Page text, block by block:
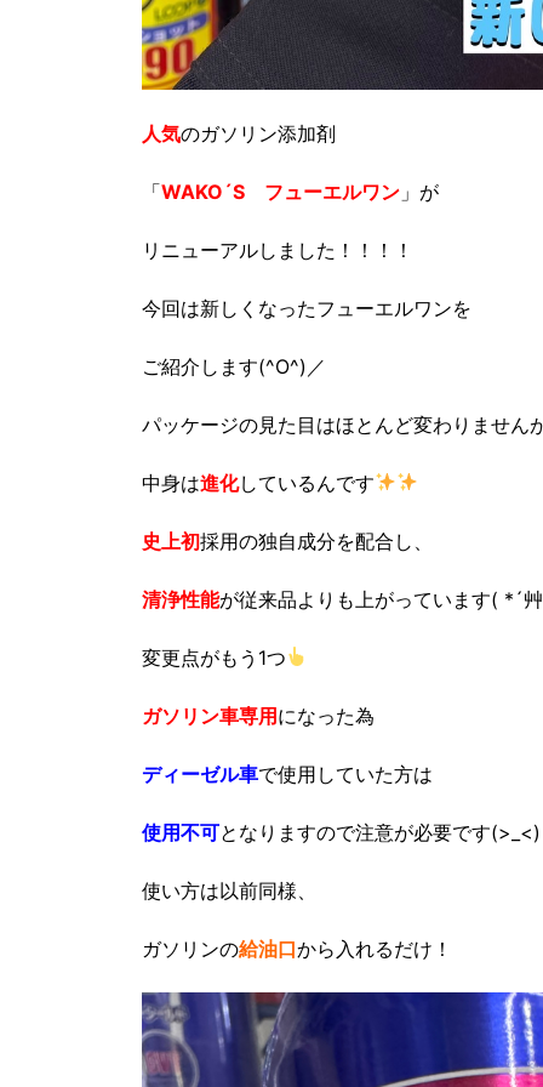
人気のガソリン添加剤
「WAKO´S フューエルワン 」が
リニューアルしました！！！！
今回は新しくなったフューエルワンを
ご紹介します(^O^)／
パッケージの見た目はほとんど変わりません
中身は進化しているんです
史上初採用の独自成分を配合し、
清浄性能が従来品よりも上がっています( *´
変更点がもう1つ
ガソリン車専用になった為
ディーゼル車で使用していた方は
使用不可となりますので注意が必要です(>_<)
使い方は以前同様、
ガソリンの給油口から入れるだけ！